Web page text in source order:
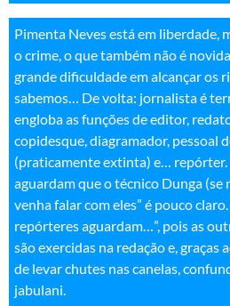
Pimenta Neves está em liberdade,
o crime, o que também não é
grande dificuldade em alcançar os
sabemos… De volta: jornalista é
engloba as funções de editor,
copidesque, diagramador, pessoal
(praticamente extinta) e… repórter.
aguardam que o técnico Dunga (se
venha falar com eles” é pouco
repórteres aguardam…”, pois as
são exercidas na redação e, graças
de levar chutes nas canelas,
jabulani.